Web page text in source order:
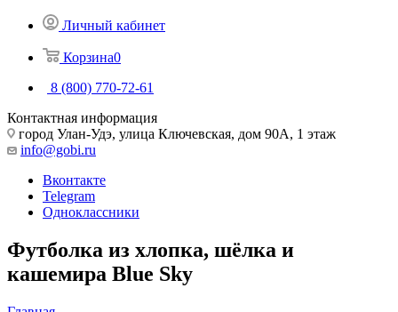
Личный кабинет
Корзина0
8 (800) 770-72-61
Контактная информация
город Улан-Удэ, улица Ключевская, дом 90А, 1 этаж
info@gobi.ru
Вконтакте
Telegram
Одноклассники
Футболка из хлопка, шёлка и
кашемира Blue Sky